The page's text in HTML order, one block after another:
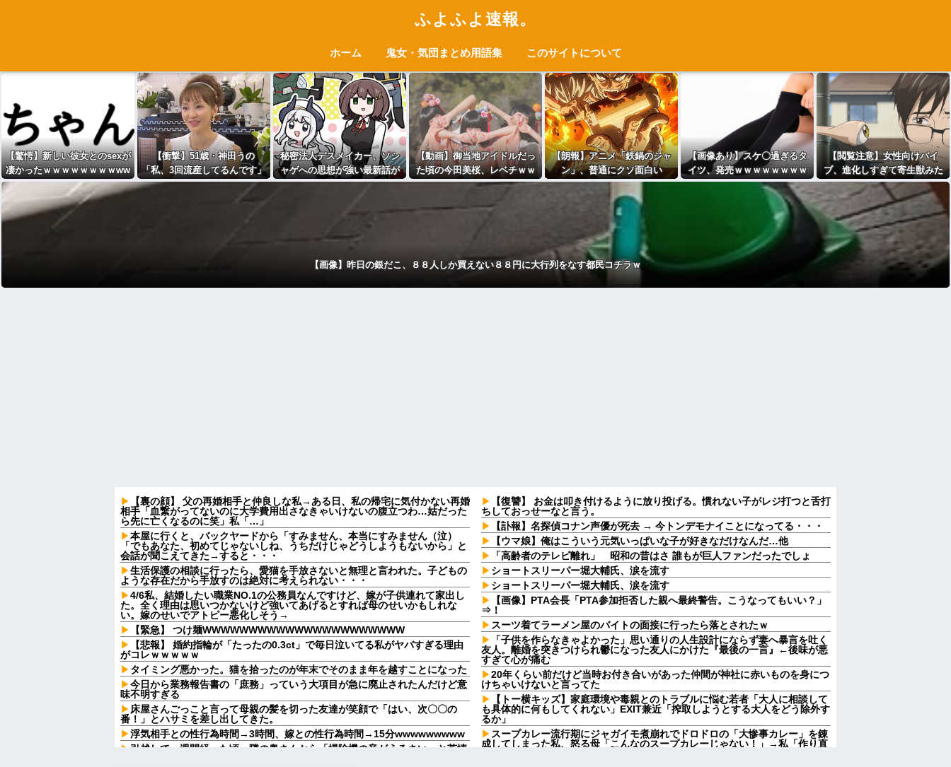
ふよふよ速報。
ホーム 鬼女・気団まとめ用語集 このサイトについて
【驚愕】新しい彼女とのsexが
凄かったｗｗｗｗｗｗｗｗww
ww
【衝撃】51歳・神田うの
「私、3回流産してるんです」
秘密法人デスメイカー、ソシ
ャゲへの思想が強い最新話が
公開
【動画】御当地アイドルだっ
た頃の今田美桜、レベチｗｗ
ｗｗｗｗｗｗｗｗｗｗｗｗｗ
【朗報】アニメ「鉄鍋のジャ
ン」、普通にクソ面白い
【画像あり】スケ〇過ぎるタ
イツ、発売ｗｗｗｗｗｗｗｗ
ｗｗｗｗｗ
【閲覧注意】女性向けバイ
ブ、進化しすぎて寄生獣みた
いになってしまう・・・
【画像】昨日の銀だこ、８８人しか買えない８８円に大行列をなす都民コチラｗ
【裏の顔】 父の再婚相手と仲良しな私→ある日、私の帰宅に気付かない再婚
相手「血繋がってないのに大学費用出さなきゃいけないの腹立つわ…姑だった
ら先に亡くなるのに笑」私「…」
本屋に行くと、バックヤードから「すみません、本当にすみません（泣）
「でもあなた、初めてじゃないしね、うちだけじゃどうしようもないから」と
会話が聞こえてきた→すると・・・
生活保護の相談に行ったら、愛猫を手放さないと無理と言われた。子どもの
ような存在だから手放すのは絶対に考えられない・・・
4/6私、結婚したい職業NO.1の公務員なんですけど、嫁が子供連れて家出し
た。全く理由は思いつかないけど強いてあげるとすれば母のせいかもしれな
い。嫁のせいでアトピー悪化しそう→
【緊急】 つけ麺WWWWWWWWWWWWWWWWWWWWWW
【悲報】 婚約指輪が「たったの0.3ct」で毎日泣いてる私がヤバすぎる理由
がコレｗｗｗｗｗ
タイミング悪かった。猫を拾ったのが年末でそのまま年を越すことになった
今日から業務報告書の「庶務」っていう大項目が急に廃止されたんだけど意
味不明すぎる
床屋さんごっこと言って母親の髪を切った友達が笑顔で「はい、次〇〇の
番！」とハサミを差し出してきた。
浮気相手との性行為時間→3時間、嫁との性行為時間→15分wwwwwwwww
引越して一週間経った頃、隣の奥さんから「掃除機の音がうるさい」と苦情
【復讐】 お金は叩き付けるように放り投げる。慣れない子がレジ打つと舌打
ちしておっせーなと言う。
【訃報】名探偵コナン声優が死去 → 今トンデモナイことになってる・・・
【ウマ娘】俺はこういう元気いっぱいな子が好きなだけなんだ…他
「高齢者のテレビ離れ」 昭和の昔はさ 誰もが巨人ファンだったでしょ
ショートスリーパー堀大輔氏、涙を流す
ショートスリーパー堀大輔氏、涙を流す
【画像】PTA会長「PTA参加拒否した親へ最終警告。こうなってもいい？」
⇒！
スーツ着てラーメン屋のバイトの面接に行ったら落とされたｗ
「子供を作らなきゃよかった」思い通りの人生設計にならず妻へ暴言を吐く
友人。離婚を突きつけられ鬱になった友人にかけた『最後の一言』←後味が悪
すぎて心が痛む
20年くらい前だけど当時お付き合いがあった仲間が神社に赤いものを身につ
けちゃいけないと言ってた
【トー横キッズ】家庭環境や毒親とのトラブルに悩む若者「大人に相談して
も具体的に何もしてくれない」EXIT兼近「搾取しようとする大人をどう除外す
るか」
スープカレー流行期にジャガイモ煮崩れでドロドロの「大惨事カレー」を錬
成してしまった私、怒る母「こんなのスープカレーじゃない！」→私「作り直